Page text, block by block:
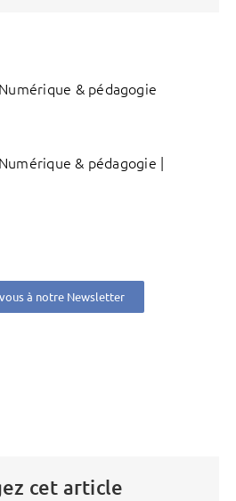
& pédagogie
& pédagogie |
à notre Newsletter
cet article